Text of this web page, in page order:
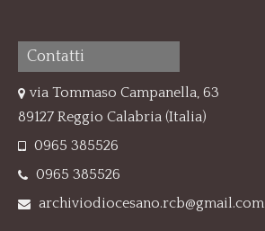
Contatti
via Tommaso Campanella, 63
89127 Reggio Calabria (Italia)
0965 385526
0965 385526
archiviodiocesano.rcb@gmail.com